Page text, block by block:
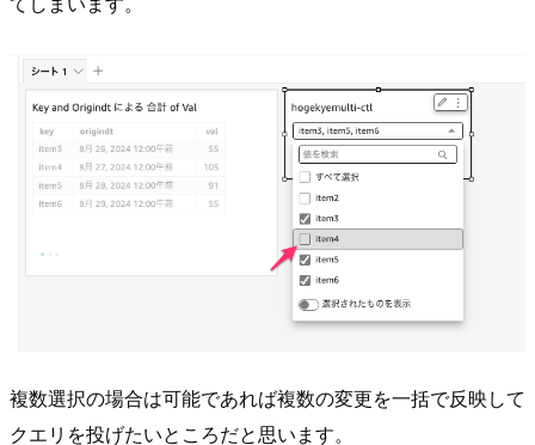
複数選択の場合は可能であれば複数の変更を一括で反映して
クエリを投げたいところだと思います。